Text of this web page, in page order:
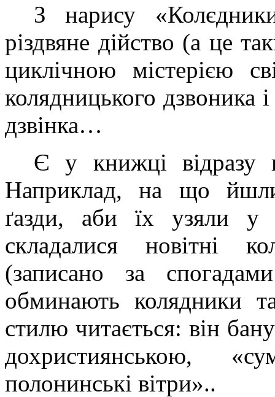
З нарису
різдвяне дійство (а це
циклічною містерією
колядницького дзвоника
дзвінка…
Є у книжці відразу
Наприклад, на що
ґазди, аби їх узяли у
складалися новітні
(записано за
обминають колядники
стилю читається: він
дохристиянською,
полонинські вітри»..